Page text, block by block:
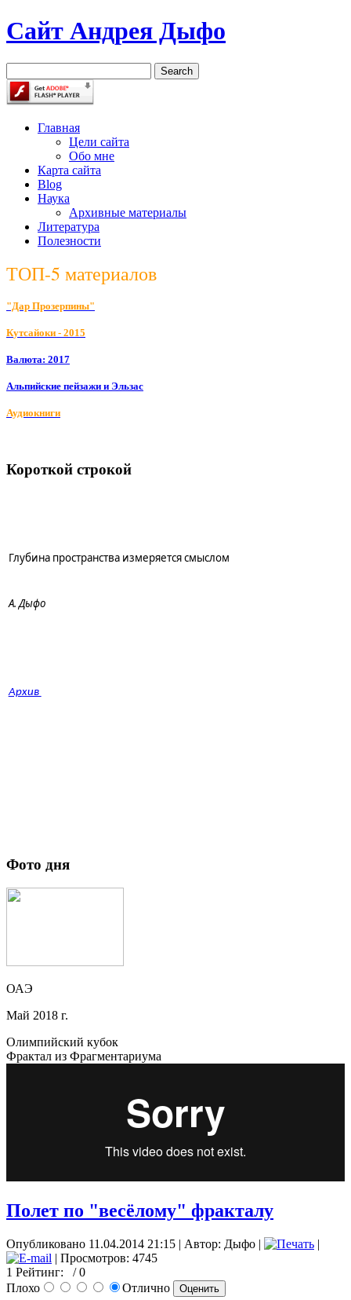
Сайт Андрея Дыфо
Главная
Цели сайта
Обо мне
Карта сайта
Blog
Наука
Архивные материалы
Литература
Полезности
ТОП-5 материалов
"Дар Прозерпины"
Кутсайоки - 2015
Валюта: 2017
Альпийские пейзажи и Эльзас
Аудиокниги
Короткой строкой
Глубина пространства измеряется смыслом
А. Дыфо
Архив
Фото дня
ОАЭ
Май 2018 г.
Олимпийский кубок
Фрактал из Фрагментариума
Полет по "весёлому" фракталу
Опубликовано 11.04.2014 21:15 | Автор: Дыфо |
|
| Просмотров: 4745
1 Рейтинг:
/ 0
Плохо
Отлично